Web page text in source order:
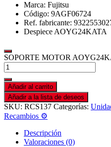
Marca: Fujitsu
Código: 9AGF06724
Ref. fabricante:
Despiece AOYG24KATA
SOPORTE MOTOR
Añadir al carrito
Añadir a la lista de deseos
SKU: RCS137 Categorías:
Recambios ⚙️
Descripción
Valoraciones (0)